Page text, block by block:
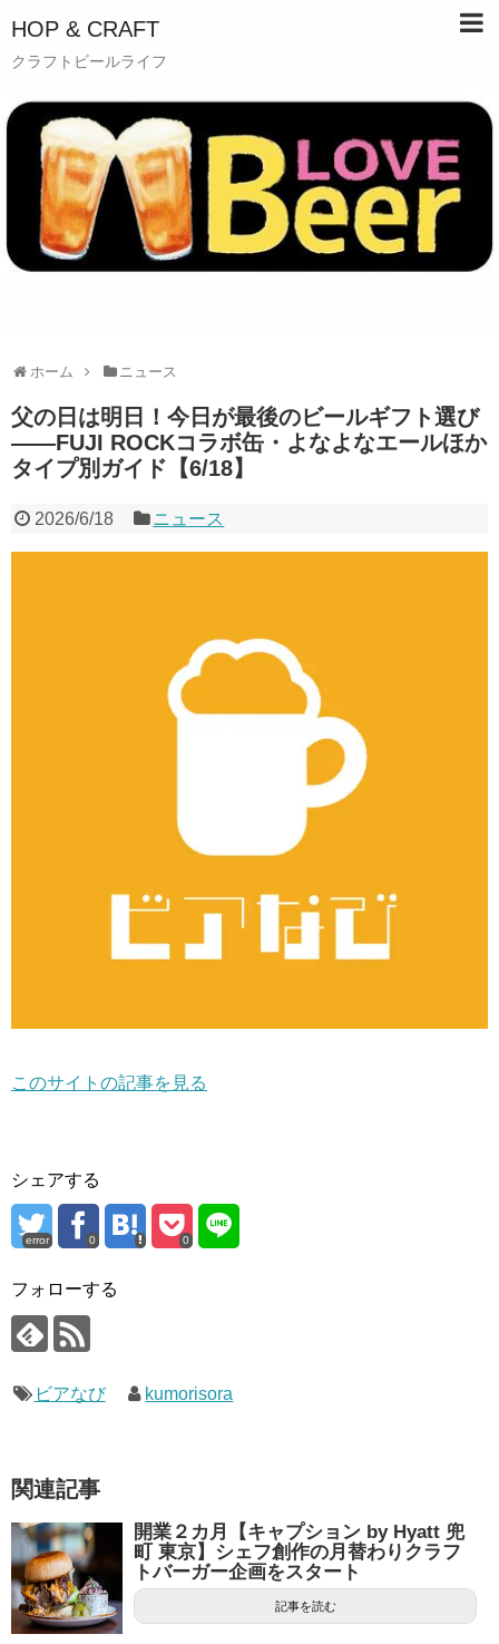
HOP & CRAFT
クラフトビールライフ
ホーム ニュース
父の日は明日！今日が最後のビールギフト選び
——FUJI ROCKコラボ缶・よなよなエールほか
タイプ別ガイド【6/18】
2026/6/18 ニュース
このサイトの記事を見る
シェアする
error 0 0
フォローする
ビアなび kumorisora
関連記事
開業２カ月【キャプション by Hyatt 兜
町 東京】シェフ創作の月替わりクラフ
トバーガー企画をスタート
記事を読む